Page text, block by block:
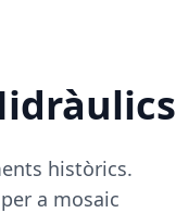
històrics.
a mosaic